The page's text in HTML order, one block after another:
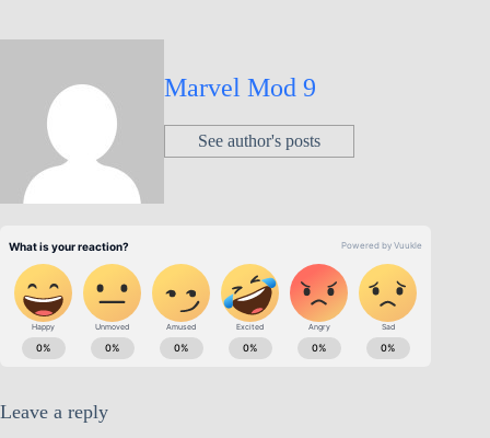
Marvel Mod 9
See author's posts
Leave a reply